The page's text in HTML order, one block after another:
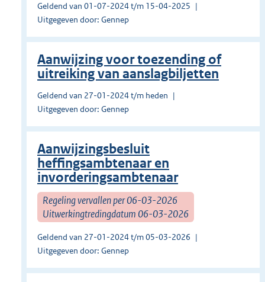
Geldend van 01-07-2024 t/m 15-04-2025
Uitgegeven door: Gennep
Aanwijzing voor toezending of
uitreiking van aanslagbiljetten
Geldend van 27-01-2024 t/m heden
Uitgegeven door: Gennep
Aanwijzingsbesluit
heffingsambtenaar en
invorderingsambtenaar
Regeling vervallen per 06-03-2026
Uitwerkingtredingdatum 06-03-2026
Geldend van 27-01-2024 t/m 05-03-2026
Uitgegeven door: Gennep